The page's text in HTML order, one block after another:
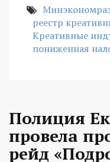
реестр
Креативные
пониженная
Полиция
провела
рейд